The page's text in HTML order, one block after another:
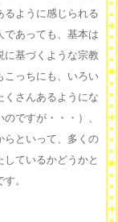
るように感じられる
であっても、基本は
に基づくような宗教
こっちにも、いろい
くさんあるようにな
ですが・・・）、
らといって、多くの
ているかどうかと
。